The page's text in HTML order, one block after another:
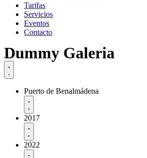
Tarifas
Servicios
Eventos
Contacto
Dummy Galeria
Puerto de Benalmádena
2017
2022